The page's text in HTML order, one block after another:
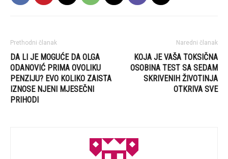
Prethodni članak
DA LI JE MOGUĆE DA OLGA
ODANOVIĆ PRIMA OVOLIKU
PENZIJU? EVO KOLIKO ZAISTA
IZNOSE NJENI MJESEČNI
PRIHODI
Naredni članak
KOJA JE VAŠA TOKSIČNA
OSOBINA TEST SA SEDAM
SKRIVENIH ŽIVOTINJA
OTKRIVA SVE